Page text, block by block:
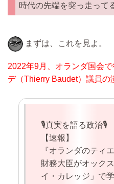
時代の先端を突っ走って
まずは、これを見よ。
2022年9月、オランダ国会
デ（Thierry Baudet）議員の
🎙️真実を語る政治🎙️
【速報】
『オランダのティ
財務大臣がオック
イ・カレッジ」で